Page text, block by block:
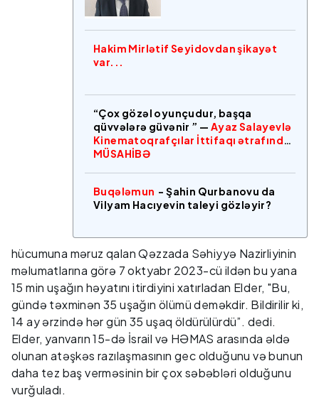
Hakim Mirlətif Seyidovdan şikayət
var...
“Çox gözəl oyunçudur, başqa
qüvvələrə güvənir ” — Ayaz Salayevlə
Kinematoqrafçılar İttifaqı ətrafında
MÜSAHİBƏ
Buqələmun - Şahin Qurbanovu da
Vilyam Hacıyevin taleyi gözləyir?
hücumuna məruz qalan Qəzzada Səhiyyə Nazirliyinin
məlumatlarına görə 7 oktyabr 2023-cü ildən bu yana
15 min uşağın həyatını itirdiyini xatırladan Elder, "Bu,
gündə təxminən 35 uşağın ölümü deməkdir. Bildirilir ki,
14 ay ərzində hər gün 35 uşaq öldürülürdü”. dedi.
Elder, yanvarın 15-də İsrail və HƏMAS arasında əldə
olunan atəşkəs razılaşmasının gec olduğunu və bunun
daha tez baş verməsinin bir çox səbəbləri olduğunu
vurğuladı.